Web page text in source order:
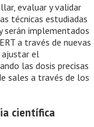
evaluar y validar
técnicas estudiadas
implementados
a través de nuevas
ajustar el
las dosis precisas
sales a través de los
científica